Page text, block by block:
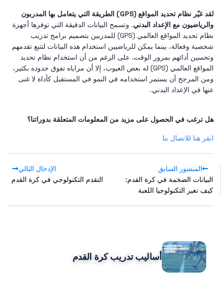
لقد غيّر نظام تحديد المواقع (GPS) الطريقة التي يتعامل بها المدربون
والرياضيون مع الإعداد البدني. وتسمح البيانات الدقيقة التي توفرها أجهزة
نظام تحديد المواقع العالمي (GPS) للمدربين بتصميم برامج تدريب
شخصية وفعالة، بينما يمكن للرياضيين استخدام هذه البيانات لتتبع تقدمهم
وتحسين أدائهم بمرور الوقت. على الرغم من أن استخدام نظام تحديد
المواقع العالمي (GPS) له بعض العيوب، إلا أن مزاياه تفوق حدوده بكثير،
ومن المرجح أن يستمر استخدامه في النمو في المستقبل كأداة لا غنى
عنها في الإعداد البدني.
هل ترغب في الحصول على مزيد من المعلومات المتعلقة بدوراتنا؟
انقر هنا للاتصال بنا
المنشور السابق
البيانات الضخمة في كرة القدم:
كيف تغير التكنولوجيا اللعبة
الإدخال التالي
التقدم التكنولوجي في كرة القدم
أساليب تدريب كرة القدم